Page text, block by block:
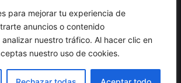
para mejorar tu experiencia de
anuncios o contenido
nuestro tráfico. Al hacer clic en
nuestro uso de cookies.
Variedades Opinion Turismo
Caricaturas Reportajes
FacebookYouTubeInstagram